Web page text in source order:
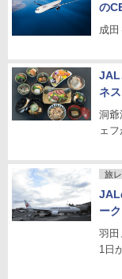
の
成
JAL
ネ
洞爺
ェ
旅
JAL
ー
羽田
1日